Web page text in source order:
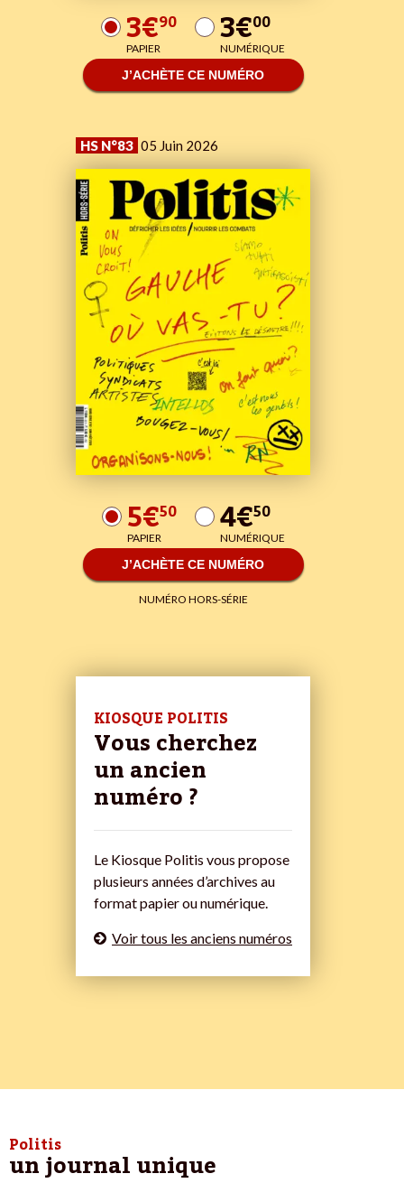
3€90
PAPIER 3€00
NUMÉRIQUE
J’ACHÈTE CE NUMÉRO
HS N°83 05 Juin 2026
5€50
PAPIER 4€50
NUMÉRIQUE
J’ACHÈTE CE NUMÉRO
NUMÉRO HORS-SÉRIE
KIOSQUE POLITIS
Vous cherchez
un ancien
numéro ?
Le Kiosque Politis vous propose
plusieurs années d’archives au
format papier ou numérique.
Voir tous les anciens numéros
Politis
un journal unique